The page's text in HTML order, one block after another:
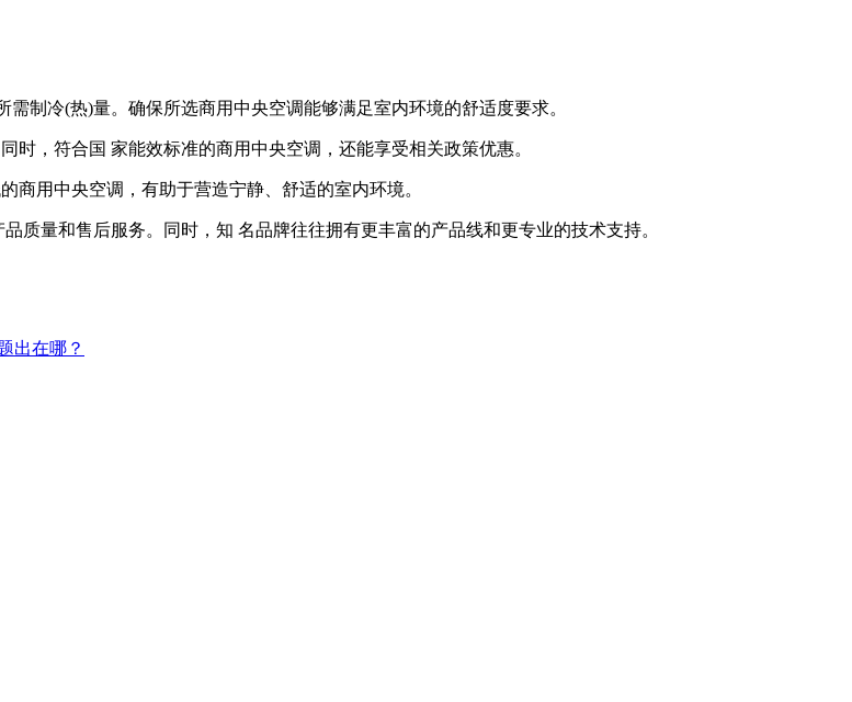
冷(热)量。确保所选商用中央空调能够满足室内环境的舒适度要求。
，符合国 家能效标准的商用中央空调，还能享受相关政策优惠。
用中央空调，有助于营造宁静、舒适的室内环境。
量和售后服务。同时，知 名品牌往往拥有更丰富的产品线和更专业的技术支持。
出在哪？